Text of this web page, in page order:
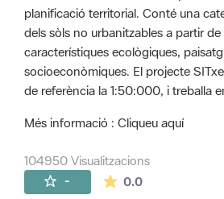
planificació territorial. Conté una
dels sòls no urbanitzables a partir de
característiques ecològiques,
socioeconòmiques. El projecte
de referència la 1:50:000, i treballa
Més informació : Cliqueu aquí
104950 Visualitzacions
- 0.0La mitjana de